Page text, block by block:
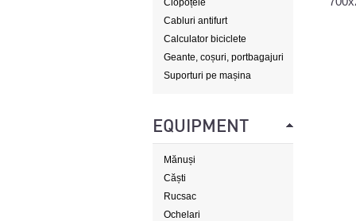
Clopoțele
Cabluri antifurt
Calculator biciclete
Geante, coșuri, portbagajuri
Suporturi pe mașina
EQUIPMENT
Mănuși
Căști
Rucsac
Ochelari